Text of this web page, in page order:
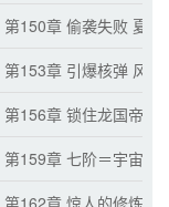
第150章 偷袭失败 夏泽
都民众
第153章 引爆核弹 风之
出来
第156章 锁住龙国帝都
的人类
第159章 七阶＝宇宙级
第162章 惊人的修炼速